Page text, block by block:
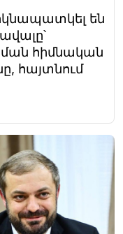
են
հիմնական
հայտնում